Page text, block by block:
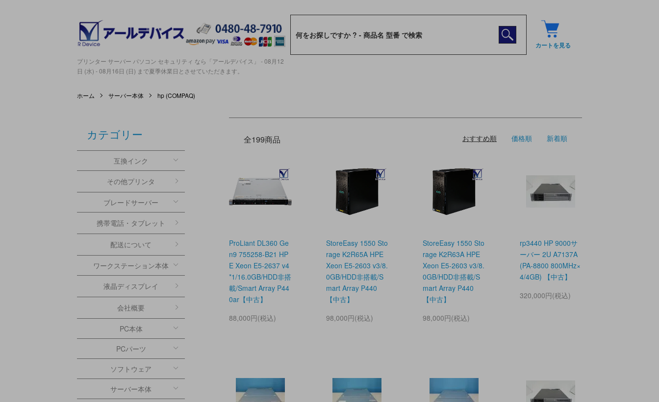
プリンター サーバー パソコン セキュリティ なら「アールデバイス」 - 08月12
日 (水) - 08月16日 (日) まで夏季休業日とさせていただきます。
カートを見る
ホーム サーバー本体 hp (COMPAQ)
全199商品 おすすめ順 価格順 新着順
ProLiant DL360 Ge
n9 755258-B21 HP
E Xeon E5-2637 v4
*1/16.0GB/HDD非搭
載/Smart Array P44
0ar【中古】
88,000円(税込)
StoreEasy 1550 Sto
rage K2R65A HPE
Xeon E5-2603 v3/8.
0GB/HDD非搭載/S
mart Array P440
【中古】
98,000円(税込)
StoreEasy 1550 Sto
rage K2R63A HPE
Xeon E5-2603 v3/8.
0GB/HDD非搭載/S
mart Array P440
【中古】
98,000円(税込)
rp3440 HP 9000サ
ーバー 2U A7137A
(PA-8800 800MHz×
4/4GB) 【中古】
320,000円(税込)
カテゴリー
互換インク
その他プリンタ
ブレードサーバー
携帯電話・タブレット
配送について
ワークステーション本体
液晶ディスプレイ
会社概要
PC本体
PCパーツ
ソフトウェア
サーバー本体